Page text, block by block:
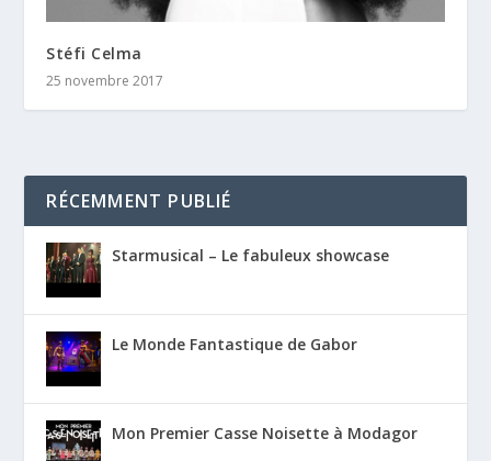
Stéfi Celma
25 novembre 2017
RÉCEMMENT PUBLIÉ
Starmusical – Le fabuleux showcase
Le Monde Fantastique de Gabor
Mon Premier Casse Noisette à Modagor